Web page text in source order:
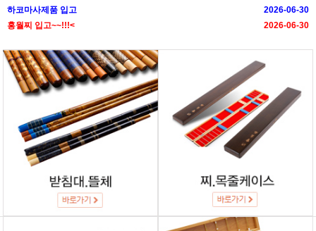
하코마사제품 입고
2026-06-30
홍월찌 입고~~!!!<
2026-06-30